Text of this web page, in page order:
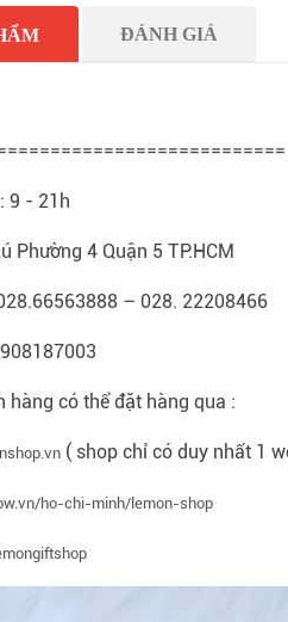
ĐÁNH GIÁ
9 - 21h
Phường 4 Quận 5 TP.HCM
– 028. 22208466
hàng có thể đặt hàng qua :
( shop chỉ có duy nhất 1
ho-chi-minh/lemon-shop